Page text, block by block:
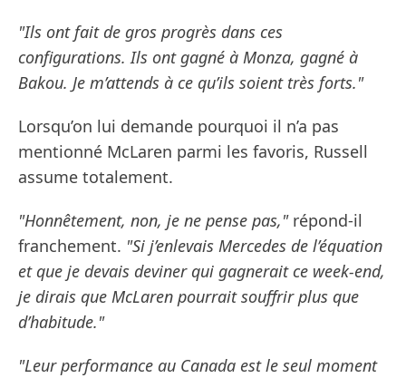
"Ils ont fait de gros progrès dans ces
configurations. Ils ont gagné à Monza, gagné à
Bakou. Je m’attends à ce qu’ils soient très forts."
Lorsqu’on lui demande pourquoi il n’a pas
mentionné McLaren parmi les favoris, Russell
assume totalement.
"Honnêtement, non, je ne pense pas,"répond-il
franchement. "Si j’enlevais Mercedes de l’équation
et que je devais deviner qui gagnerait ce week-end,
je dirais que McLaren pourrait souffrir plus que
d’habitude."
"Leur performance au Canada est le seul moment